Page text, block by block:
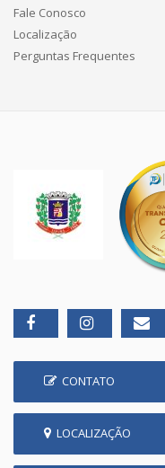
Fale Conosco
Localização
Perguntas Frequentes
CONTATO
LOCALIZAÇÃO